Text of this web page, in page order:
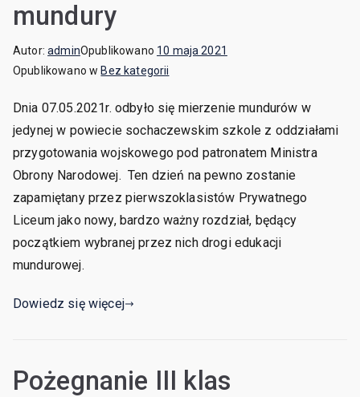
mundury
Autor:adminOpublikowano 10 maja 2021
Opublikowano w Bez kategorii
Dnia 07.05.2021r. odbyło się mierzenie mundurów w
jedynej w powiecie sochaczewskim szkole z oddziałami
przygotowania wojskowego pod patronatem Ministra
Obrony Narodowej. Ten dzień na pewno zostanie
zapamiętany przez pierwszoklasistów Prywatnego
Liceum jako nowy, bardzo ważny rozdział, będący
początkiem wybranej przez nich drogi edukacji
mundurowej.
Dowiedz się więcej
Pożegnanie III klas